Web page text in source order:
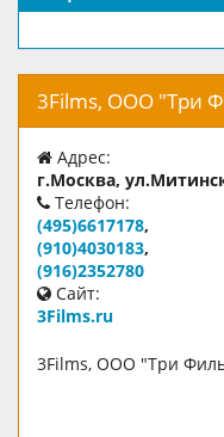
3Films, ООО "Три
Адрес:
г.Москва,
Телефон:
(495)6617178,
(910)4030183,
(916)2352780
Сайт:
3Films.ru
3Films, ООО "Три